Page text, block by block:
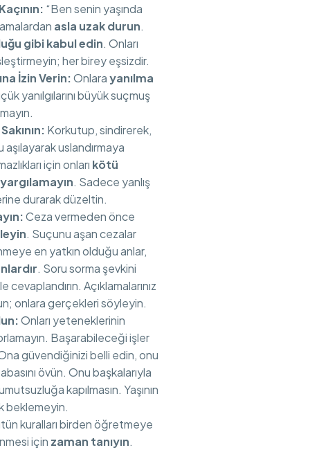
“Ben senin yaşında
asla uzak durun.
gibi kabul edin. Onları
her birey eşsizdir.
İzin Verin:Onlarayanılma
yanılgılarını büyük suçmuş
Korkutup, sindirerek,
uslandırmaya
için onları kötü
. Sadece yanlış
durarak düzeltin.
Ceza vermeden önce
. Suçunu aşan cezalar
en yatkın olduğu anlar,
. Soru sorma şevkini
cevaplandırın. Açıklamalarınız
onlara gerçekleri söyleyin.
Onları yeteneklerinin
Başarabileceği işler
güvendiğinizi belli edin, onu
övün. Onu başkalarıyla
kapılmasın. Yaşının
beklemeyin.
kuralları birden öğretmeye
için zaman tanıyın.